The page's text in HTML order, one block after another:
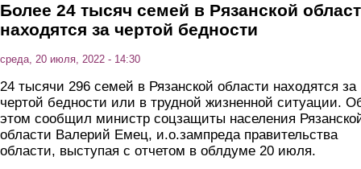
Более 24 тысяч семей в Рязанской
находятся за чертой бедности
среда, 20 июля, 2022 - 14:30
24 тысячи 296 семей в Рязанской области находятся за
чертой бедности или в трудной жизненной ситуации.
этом сообщил министр соцзащиты населения
области Валерий Емец, и.о.зампреда правительства
области, выступая с отчетом в облдуме 20 июля.